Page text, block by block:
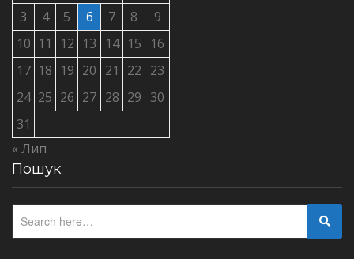
3
4 5 6 7 8
9
10 11 12 13 14 15
16
17 18 19 20 21 22 23
24 25 26 27 28 29 30
31
« Лип
Пошук